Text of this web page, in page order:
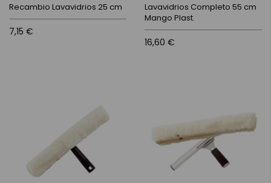
Recambio Lavavidrios 25 cm
7,15 €
Lavavidrios Completo 55 cm
Mango Plast.
16,60 €